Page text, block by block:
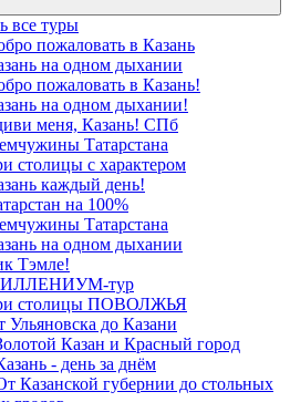
все туры
пожаловать в Казань
на одном дыхании
пожаловать в Казань!
на одном дыхании!
меня, Казань! СПб
Татарстана
столицы с характером
каждый день!
на 100%
Татарстана
на одном дыхании
Тэмле!
тур
столицы ПОВОЛЖЬЯ
Ульяновска до Казани
Казан и Красный город
- день за днём
Казанской губернии до стольных